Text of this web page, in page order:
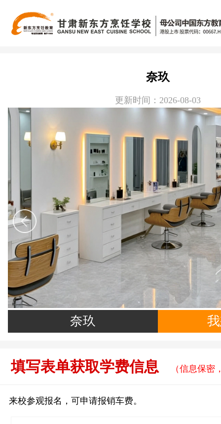
奈玖
更新时间：2026-08-03
奈玖
填写表单获取学费信息 （信息保密
来校参观报名，可申请报销车费。